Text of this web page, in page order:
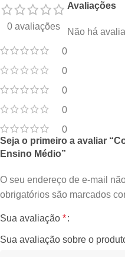
0 avaliações
0
0
0
0
0
Avaliações
Não há
Seja o primeiro a avaliar
Ensino Médio”
O seu endereço de e-mail
obrigatórios são marcados
Sua avaliação *
Sua avaliação sobre o